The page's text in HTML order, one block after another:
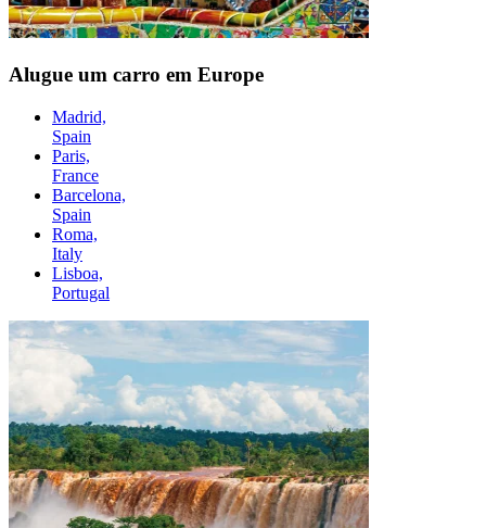
Alugue um carro em Europe
Madrid,
Spain
Paris,
France
Barcelona,
Spain
Roma,
Italy
Lisboa,
Portugal